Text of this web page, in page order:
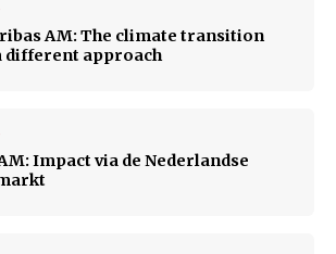
AM: The climate transition
different approach
Impact via de Nederlandse